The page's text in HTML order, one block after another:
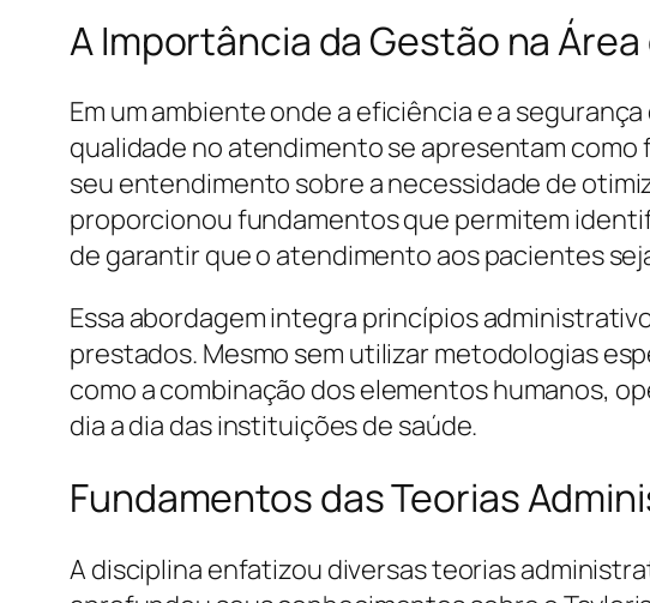
A Importância da Gestão na
Em um ambiente onde a eficiência e a
qualidade no atendimento se apresentam como
seu entendimento sobre a necessidade de
proporcionou fundamentos que permitem
de garantir que o atendimento aos pacientes
Essa abordagem integra princípios
prestados. Mesmo sem utilizar metodologias
como a combinação dos elementos humanos,
dia a dia das instituições de saúde.
Fundamentos das Teorias
A disciplina enfatizou diversas teorias